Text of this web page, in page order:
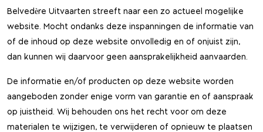
Belvedère Uitvaarten streeft naar een zo actueel mogelijke
website. Mocht ondanks deze inspanningen de informatie van
of de inhoud op deze website onvolledig en of onjuist zijn,
dan kunnen wij daarvoor geen aansprakelijkheid aanvaarden.
De informatie en/of producten op deze website worden
aangeboden zonder enige vorm van garantie en of aanspraak
op juistheid. Wij behouden ons het recht voor om deze
materialen te wijzigen, te verwijderen of opnieuw te plaatsen